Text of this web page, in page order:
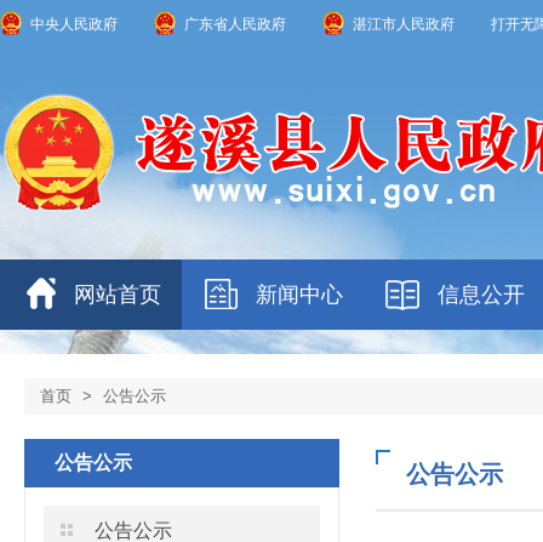
中央人民政府 广东省人民政府 湛江市人民政府 打开无
网站首页 新闻中心 信息公开
首页 > 公告公示
公告公示
公告公示
公告公示